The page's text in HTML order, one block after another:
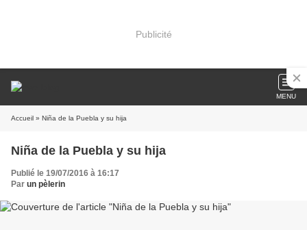
Publicité
MENU
Accueil » Niña de la Puebla y su hija
Niña de la Puebla y su hija
Publié le 19/07/2016 à 16:17
Par un pèlerin